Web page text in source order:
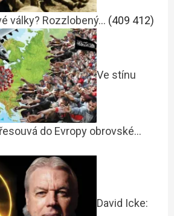
války? Rozzlobený… (409 412)
Ve stínu
do Evropy obrovské…
David Icke: